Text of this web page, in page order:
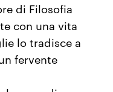
di Filosofia
con una vita
lo tradisce a
fervente